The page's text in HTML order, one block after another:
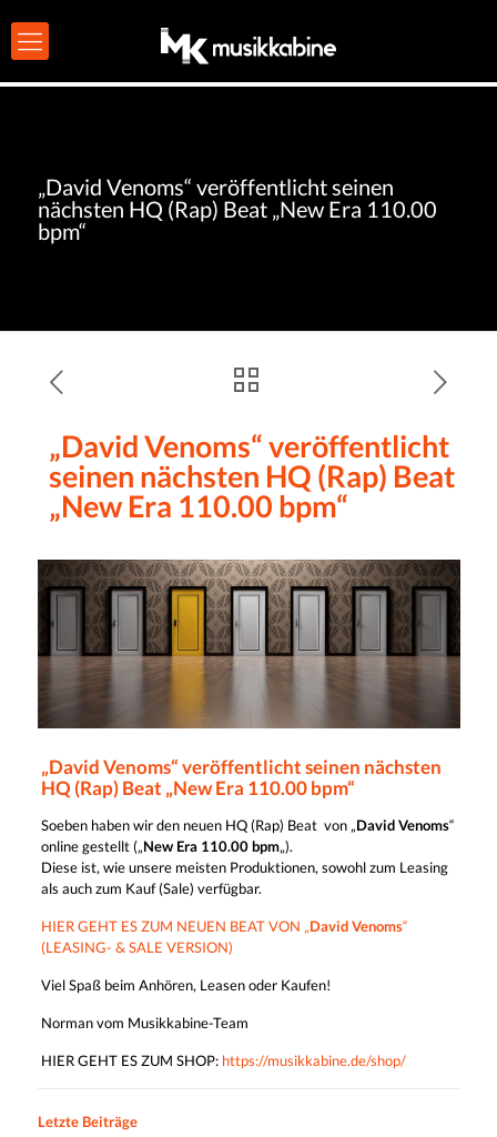
„David Venoms“ veröffentlicht seinen
nächsten HQ (Rap) Beat „New Era 110.00
bpm“
„David Venoms“ veröffentlicht
seinen nächsten HQ (Rap) Beat
„New Era 110.00 bpm“
„David Venoms“ veröffentlicht seinen nächsten
HQ (Rap) Beat „New Era 110.00 bpm“
Soeben haben wir den neuen HQ (Rap) Beat von „David Venoms“
online gestellt („New Era 110.00 bpm„).
Diese ist, wie unsere meisten Produktionen, sowohl zum Leasing
als auch zum Kauf (Sale) verfügbar.
HIER GEHT ES ZUM NEUEN BEAT VON „David Venoms“
(LEASING- & SALE VERSION)
Viel Spaß beim Anhören, Leasen oder Kaufen!
Norman vom Musikkabine-Team
HIER GEHT ES ZUM SHOP: https://musikkabine.de/shop/
Letzte Beiträge